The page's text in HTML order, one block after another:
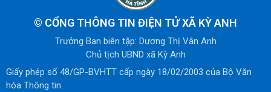
© CỔNG THÔNG TIN ĐIỆN TỬ XÃ KỲ ANH
Trưởng Ban biên tập: Dương Thị Vân Anh
Chủ tịch UBND xã Kỳ Anh
Giấy phép số 48/GP-BVHTT cấp ngày 18/02/2003 của Bộ Văn
hóa Thông tin.